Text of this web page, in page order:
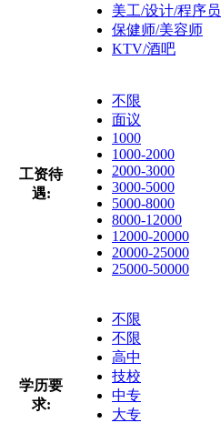
美工/设计/程序员
保健师/美容师
KTV/酒吧
工资待
遇:
不限
面议
1000
1000-2000
2000-3000
3000-5000
5000-8000
8000-12000
12000-20000
20000-25000
25000-50000
学历要
求:
不限
不限
高中
技校
中专
大专